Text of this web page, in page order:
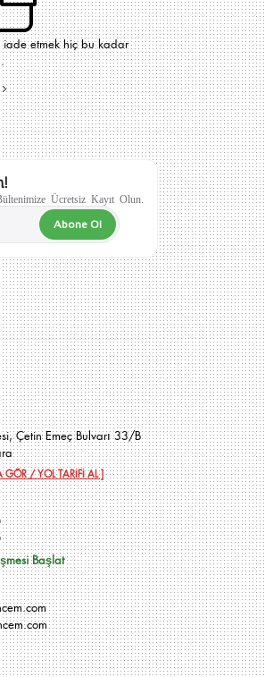
iade etmek hiç bu kadar
Ücretsiz Kayıt Olun.
Abone Ol
Çetin Emeç Bulvarı 33/B
GÖR / YOL TARİFİ AL ]
Başlat